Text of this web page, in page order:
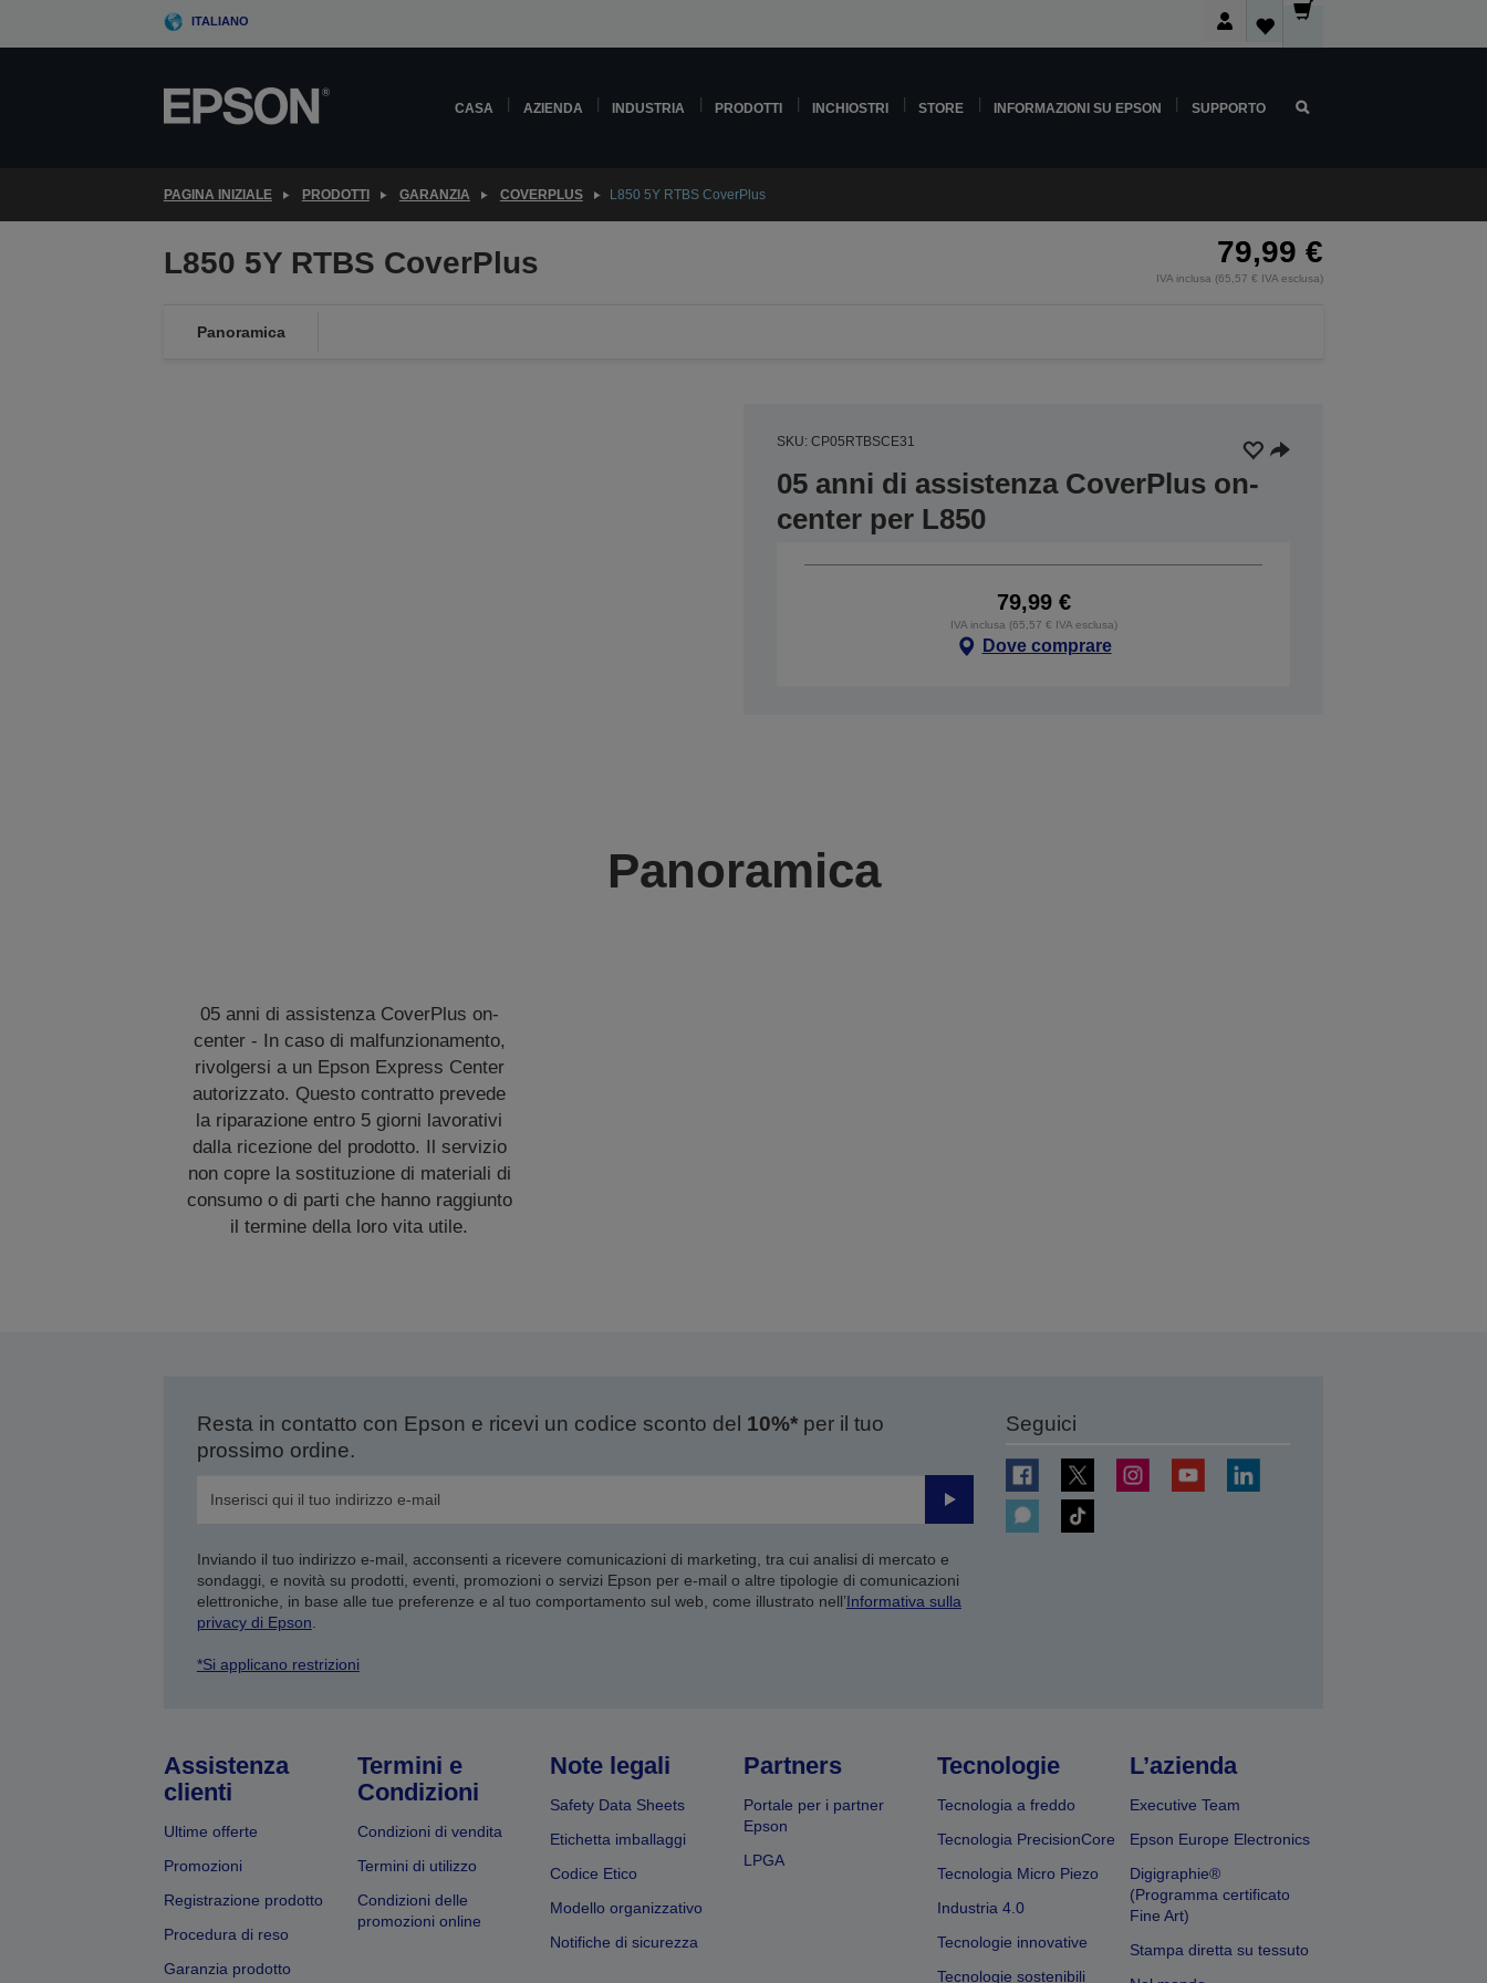
ITALIANO
CASA AZIENDA INDUSTRIA PRODOTTI INCHIOSTRI STORE INFORMAZIONI SU EPSON SUPPORTO
PAGINA INIZIALE PRODOTTI GARANZIA COVERPLUS L850 5Y RTBS CoverPlus
L850 5Y RTBS CoverPlus 79,99 €
IVA inclusa (65,57 € IVA esclusa)
Panoramica
SKU: CP05RTBSCE31
05 anni di assistenza CoverPlus on-
center per L850
79,99 €
IVA inclusa (65,57 € IVA esclusa)
Dove comprare
Panoramica
05 anni di assistenza CoverPlus on-
center - In caso di malfunzionamento,
rivolgersi a un Epson Express Center
autorizzato. Questo contratto prevede
la riparazione entro 5 giorni lavorativi
dalla ricezione del prodotto. Il servizio
non copre la sostituzione di materiali di
consumo o di parti che hanno raggiunto
il termine della loro vita utile.
Resta in contatto con Epson e ricevi un codice sconto del 10%*per il tuo
prossimo ordine.
Invia
Inviando il tuo indirizzo e-mail, acconsenti a ricevere comunicazioni di marketing, tra cui analisi di mercato e
sondaggi, e novità su prodotti, eventi, promozioni o servizi Epson per e-mail o altre tipologie di comunicazioni
elettroniche, in base alle tue preferenze e al tuo comportamento sul web, come illustrato nell’Informativa sulla
privacy di Epson
*Si applicano restrizioni
Seguici
Assistenza
clienti
Ultime offerte
Promozioni
Registrazione prodotto
Procedura di reso
Garanzia prodotto
Termini e
Condizioni
Condizioni di vendita
Termini di utilizzo
Condizioni delle
promozioni online
Note legali
Safety Data Sheets
Etichetta imballaggi
Codice Etico
Modello organizzativo
Notifiche di sicurezza
Partners
Portale per i partner
Epson
LPGA
Tecnologie
Tecnologia a freddo
Tecnologia PrecisionCore
Tecnologia Micro Piezo
Industria 4.0
Tecnologie innovative
Tecnologie sostenibili
L’azienda
Executive Team
Epson Europe Electronics
Digigraphie®
(Programma certificato
Fine Art)
Stampa diretta su tessuto